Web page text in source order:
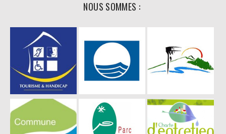
NOUS SOMMES :